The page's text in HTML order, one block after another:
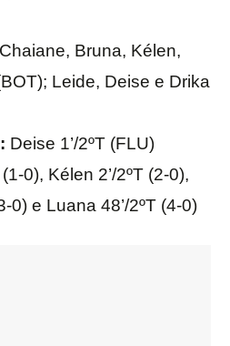
Chaiane, Bruna, Kélen,
Leide, Deise e Drika
Deise 1’/2ºT (FLU)
0), Kélen 2’/2ºT (2-0),
0) e Luana 48’/2ºT (4-0)